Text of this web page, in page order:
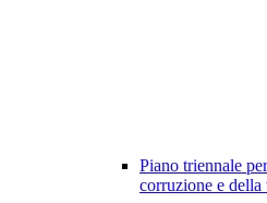
Piano triennale
corruzione e della